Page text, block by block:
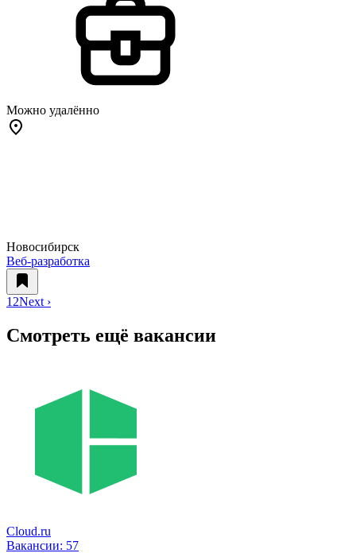
Можно удалённо
Новосибирск
Веб-разработка
1 2Next ›
Смотреть ещё вакансии
Cloud.ru
Вакансии: 57